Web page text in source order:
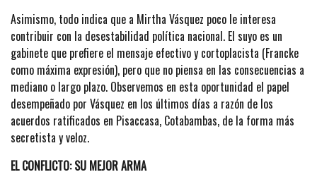
Asimismo, todo indica que a Mirtha Vásquez poco le interesa
contribuir con la desestabilidad política nacional. El suyo es un
gabinete que prefiere el mensaje efectivo y cortoplacista (Francke
como máxima expresión), pero que no piensa en las consecuencias a
mediano o largo plazo. Observemos en esta oportunidad el papel
desempeñado por Vásquez en los últimos días a razón de los
acuerdos ratificados en Pisaccasa, Cotabambas, de la forma más
secretista y veloz.
EL CONFLICTO: SU MEJOR ARMA